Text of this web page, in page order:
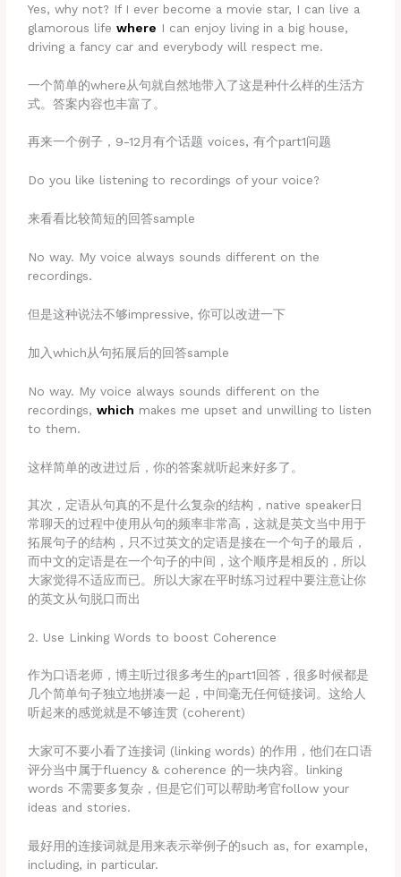
Yes, why not? If I ever become a movie star, I can live a
glamorous lifewhere I can enjoy living in a big house,
driving a fancy car and everybody will respect me.
一个简单的where从句就自然地带入了这是种什么样的生活方
式。答案内容也丰富了。
再来一个例子，9-12月有个话题 voices, 有个part1问题
Do you like listening to recordings of your voice?
来看看比较简短的回答sample
No way. My voice always sounds different on the
recordings.
但是这种说法不够impressive, 你可以改进一下
加入which从句拓展后的回答sample
No way. My voice always sounds different on the
recordings,which makes me upset and unwilling to listen
to them.
这样简单的改进过后，你的答案就听起来好多了。
其次，定语从句真的不是什么复杂的结构，native speaker日
常聊天的过程中使用从句的频率非常高，这就是英文当中用于
拓展句子的结构，只不过英文的定语是接在一个句子的最后，
而中文的定语是在一个句子的中间，这个顺序是相反的，所以
大家觉得不适应而已。所以大家在平时练习过程中要注意让你
的英文从句脱口而出
2. Use Linking Words to boost Coherence
作为口语老师，博主听过很多考生的part1回答，很多时候都是
几个简单句子独立地拼凑一起，中间毫无任何链接词。这给人
听起来的感觉就是不够连贯 (coherent)
大家可不要小看了连接词 (linking words) 的作用，他们在口语
评分当中属于fluency & coherence 的一块内容。linking
words 不需要多复杂，但是它们可以帮助考官follow your
ideas and stories.
最好用的连接词就是用来表示举例子的such as, for example,
including, in particular.